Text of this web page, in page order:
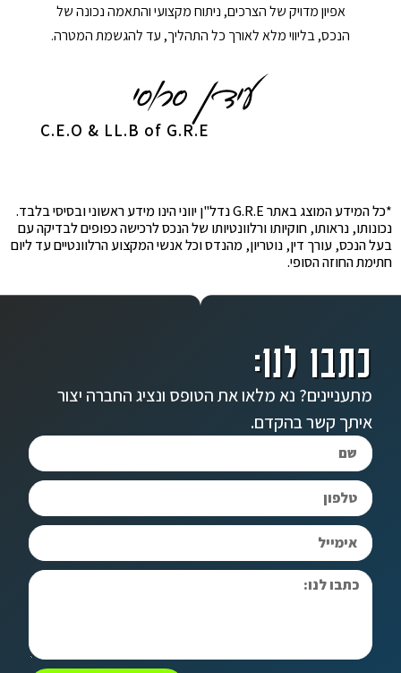
אפיון מדויק של הצרכים, ניתוח מקצועי והתאמה נכונה של
הנכס, בליווי מלא לאורך כל התהליך, עד להגשמת המטרה.
C.E.O & LL.B of G.R.E
*כל המידע המוצג באתר G.R.E נדל"ן יווני הינו מידע ראשוני ובסיסי בלבד.
נכונותו, נראותו, חוקיותו ורלוונטיותו של הנכס לרכישה כפופים לבדיקה עם
בעל הנכס, עורך דין, נוטריון, מהנדס וכל אנשי המקצוע הרלוונטיים עד ליום
חתימת החוזה הסופי.
כתבו לנו:
מתעניינים? נא מלאו את הטופס ונציג החברה יצור
איתך קשר בהקדם.